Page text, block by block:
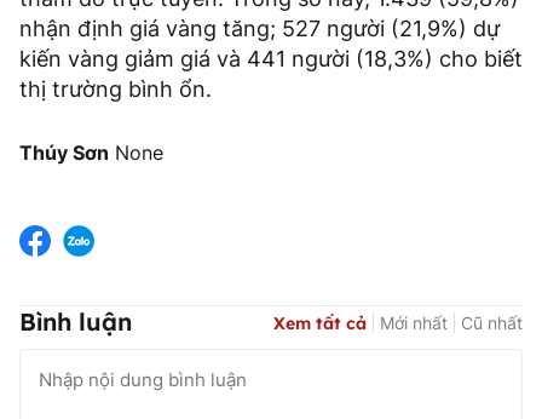
nhận định giá vàng tăng; 527 người (21,9%) dự
kiến vàng giảm giá và 441 người (18,3%) cho biết
thị trường bình ổn.
Thúy Sơn None
Bình luận Xem tất cả Mới nhất Cũ nhất